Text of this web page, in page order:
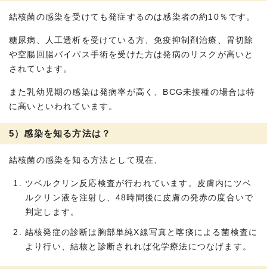
結核菌の感染を受けても発症するのは感染者の約10％です。
糖尿病、人工透析を受けている方、免疫抑制剤治療、胃切除
や空腸回腸バイパス手術を受けた方は発病のリスクが高いと
されています。
また乳幼児期の感染は発病率が高く、BCG未接種の場合は特
に高いといわれています。
5）感染を知る方法は？
結核菌の感染を知る方法として現在、
ツベルクリン反応検査が行われています。皮膚内にツベ
ルクリン液を注射し、48時間後に皮膚の発赤の度合いで
判定します。
結核発症の診断は胸部単純X線写真と喀痰による菌検査に
より行い、結核と診断されれば化学療法につなげます。